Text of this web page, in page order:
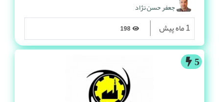
جعفر حسن نژاد
1 ماه پیش
5